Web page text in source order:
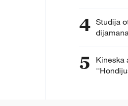
4 Studija
5
Kineska